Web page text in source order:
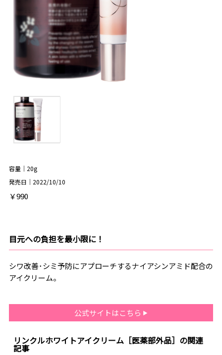
容量｜20g
発売日｜2022/10/10
￥990
目元への負担を最小限に！
シワ改善･シミ予防にアプローチするナイアシンアミド配合の
アイクリーム。
公式サイトはこちら
リンクルホワイトアイクリーム［医薬部外品］の関連
記事